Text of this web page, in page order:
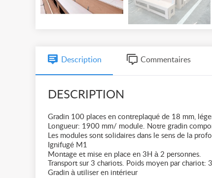
Description Commentaires
DESCRIPTION
Gradin 100 places en contreplaqué de 18 mm,
Longueur: 1900 mm/ module. Notre gradin
Les modules sont solidaires dans le sens de la
Ignifugé M1
Montage et mise en place en 3H à 2 personnes.
Transport sur 3 chariots. Poids moyen par chariot:
Gradin à utiliser en intérieur